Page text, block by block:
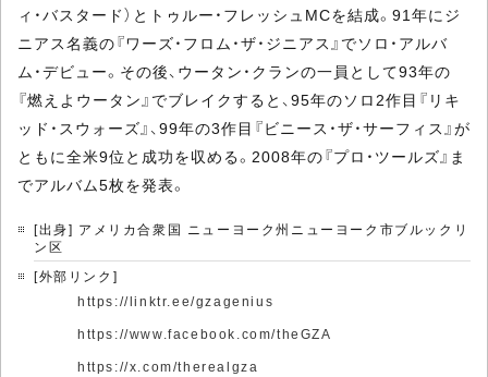
ィ・バスタード）とトゥルー・フレッシュMCを結成。91年にジ
ニアス名義の『ワーズ・フロム・ザ・ジニアス』でソロ・アルバ
ム・デビュー。その後、ウータン・クランの一員として93年の
『燃えよウータン』でブレイクすると、95年のソロ2作目『リキ
ッド・スウォーズ』、99年の3作目『ビニース・ザ・サーフィス』が
ともに全米9位と成功を収める。2008年の『プロ・ツールズ』ま
でアルバム5枚を発表。
[出身] アメリカ合衆国 ニューヨーク州ニューヨーク市ブルックリ
ン区
[外部リンク]
https://linktr.ee/gzagenius
https://www.facebook.com/theGZA
https://x.com/therealgza